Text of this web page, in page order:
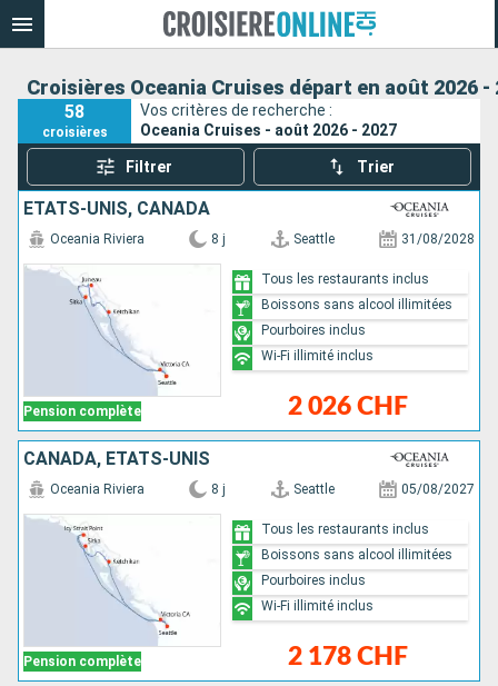
Croisières Oceania Cruises départ en août 2026 -
58
croisières
Vos critères de recherche :
Oceania Cruises - août 2026 - 2027
Filtrer Trier
ÉTATS-UNIS, CANADA
Pension complète
Oceania Riviera 8 j Seattle 31/08/2028
2 026 CHF
Tous les restaurants inclus
Boissons sans alcool illimitées
Pourboires inclus
Wi-Fi illimité inclus
CANADA, ÉTATS-UNIS
Pension complète
Oceania Riviera 8 j Seattle 05/08/2027
2 178 CHF
Tous les restaurants inclus
Boissons sans alcool illimitées
Pourboires inclus
Wi-Fi illimité inclus